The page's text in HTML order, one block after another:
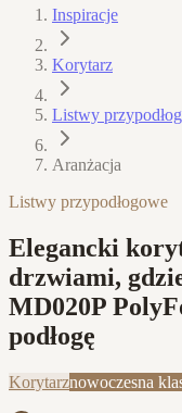
Inspiracje
Korytarz
Listwy
Aranżacja
Listwy przypodłogowe
Elegancki
drzwiami,
MD020P
podłogę
Korytarznowoczesna